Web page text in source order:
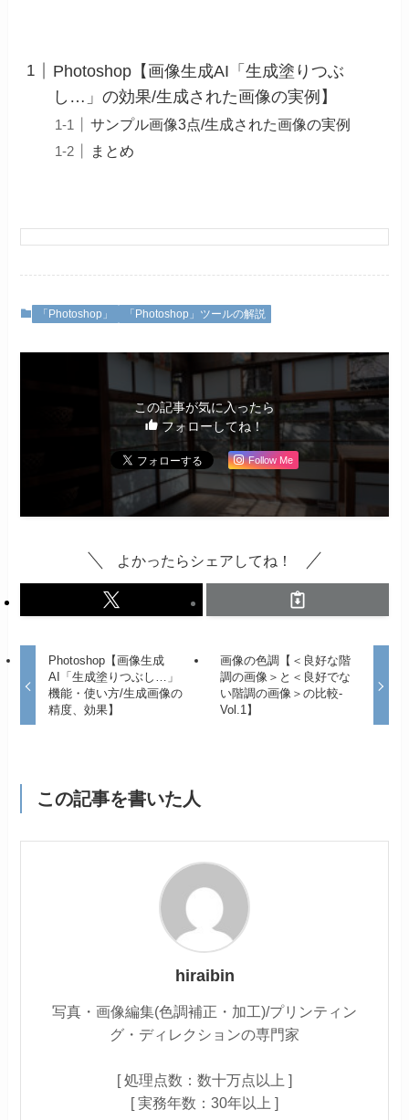
Photoshop【画像生成AI「生成塗りつぶ
し…」の効果/生成された画像の実例】
サンプル画像3点/生成された画像の実例
まとめ
「Photoshop」 「Photoshop」ツールの解説
この記事が気に入ったら
フォローしてね！
Follow Me
よかったらシェアしてね！
Photoshop【画像生成
AI「生成塗りつぶし…」
機能・使い方/生成画像の
精度、効果】
画像の色調【＜良好な階
調の画像＞と＜良好でな
い階調の画像＞の比較-
Vol.1】
この記事を書いた人
hiraibin
写真・画像編集(色調補正・加工)/プリンティン
グ・ディレクションの専門家
[ 処理点数：数十万点以上 ]
[ 実務年数：30年以上 ]